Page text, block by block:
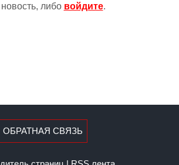
либо войдите.
ОБРАТНАЯ СВЯЗЬ